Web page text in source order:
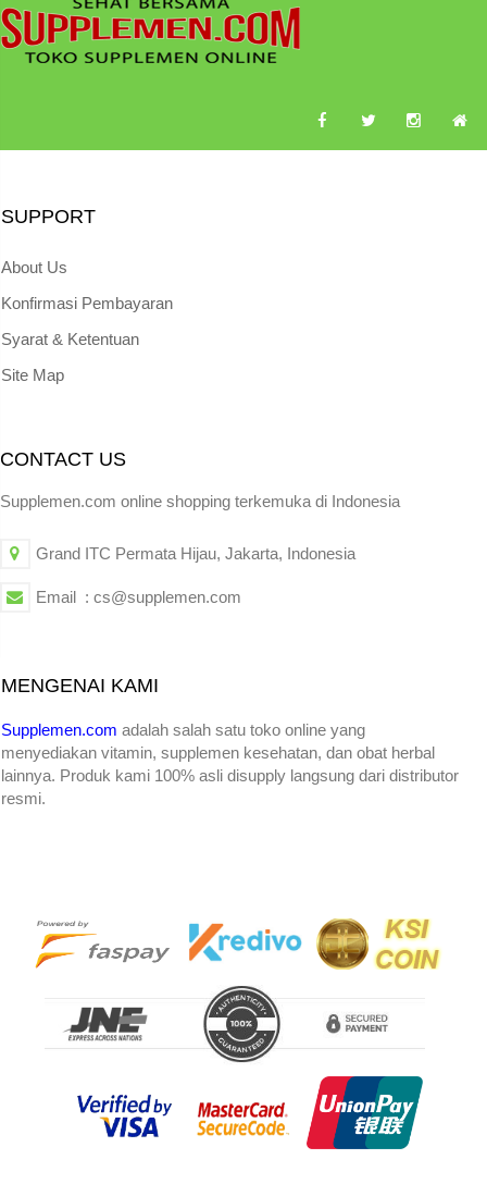
SUPPORT
About Us
Konfirmasi Pembayaran
Syarat & Ketentuan
Site Map
CONTACT US
Supplemen.com online shopping terkemuka di Indonesia
Grand ITC Permata Hijau, Jakarta, Indonesia
Email : cs@supplemen.com
MENGENAI KAMI
Supplemen.com adalah salah satu toko online yang
menyediakan vitamin, supplemen kesehatan, dan obat herbal
lainnya. Produk kami 100% asli disupply langsung dari distributor
resmi.